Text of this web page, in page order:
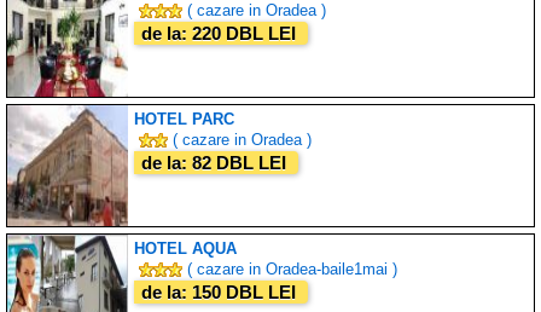
( cazare in Oradea )
de la: 220 DBL LEI
HOTEL PARC
( cazare in Oradea )
de la: 82 DBL LEI
HOTEL AQUA
( cazare in Oradea-baile1mai )
de la: 150 DBL LEI